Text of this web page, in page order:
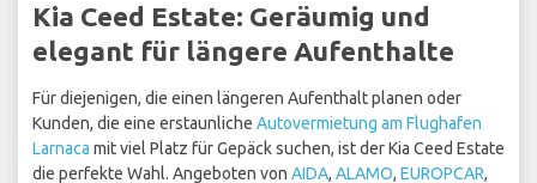
Kia Ceed Estate: Geräumig und
elegant für längere Aufenthalte
Für diejenigen, die einen längeren Aufenthalt planen oder
Kunden, die eine erstaunliche Autovermietung am Flughafen
Larnaca mit viel Platz für Gepäck suchen, ist der Kia Ceed Estate
die perfekte Wahl. Angeboten von AIDA, ALAMO, EUROPCAR,